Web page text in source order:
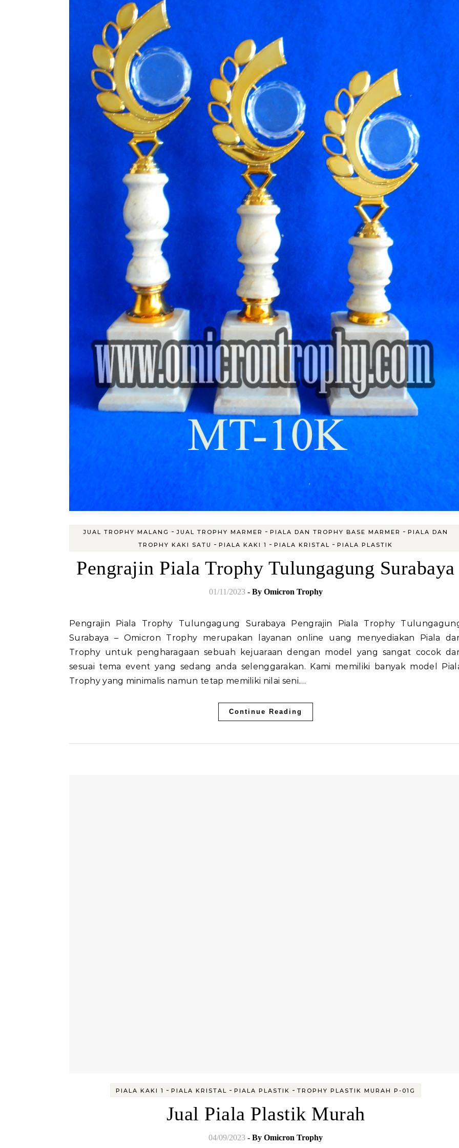
JUAL TROPHY MALANG - JUAL TROPHY MARMER - PIALA DAN TROPHY BASE MARMER - PIALA DAN
TROPHY KAKI SATU - PIALA KAKI 1 - PIALA KRISTAL - PIALA PLASTIK
Pengrajin Piala Trophy Tulungagung Surabaya
01/11/2023 - By Omicron Trophy
Pengrajin Piala Trophy Tulungagung Surabaya Pengrajin Piala Trophy Tulungagung
Surabaya – Omicron Trophy merupakan layanan online uang menyediakan Piala
Trophy untuk pengharagaan sebuah kejuaraan dengan model yang sangat cocok
sesuai tema event yang sedang anda selenggarakan. Kami memiliki banyak model
Trophy yang minimalis namun tetap memiliki nilai seni.…
Continue Reading
PIALA KAKI 1 - PIALA KRISTAL - PIALA PLASTIK - TROPHY PLASTIK MURAH P-01G
Jual Piala Plastik Murah
04/09/2023 - By Omicron Trophy